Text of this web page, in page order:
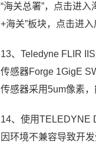
“海关总署”，点击进
+海关”板块，点击进入
13、Teledyne FLIR
传感器Forge 1GigE
传感器采用5um像素
14、使用TELEDYNE
因环境不兼容导致开